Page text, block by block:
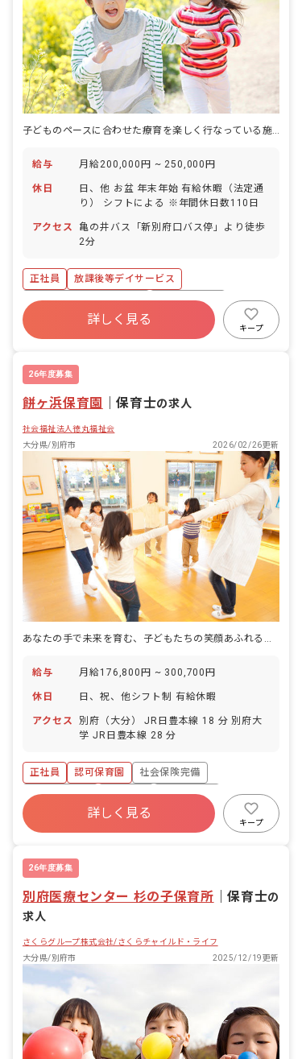
給与 月給200,000円 ~ 250,000円
休日
日、他 お盆 年末年始 有給休暇（法定通
り） シフトによる ※年間休日数110日
アクセス
亀の井バス「新別府口バス停」より徒歩
2分
正社員
放課後等デイサービス
寮・住宅・家賃補助あり
社会保険完備
昇給昇進あり
車通勤可
詳しく見る
キープ
26年度募集
餅ヶ浜保育園 ｜保育士の求人
社会福祉法人徳丸福祉会
大分県/別府市
2026/02/26更新
あなたの手で未来を育む、子どもたちの笑顔あふれる餅ケ浜保育園で働こう
給与 月給176,800円 ~ 300,700円
休日 日、祝、他シフト制 有給休暇
アクセス
別府（大分） JR日豊本線 18 分 別府大
学 JR日豊本線 28 分
正社員 認可保育園
社会保険完備
産休育休制度
車通勤可
未経験歓迎
ブランクOK 交通費支給
詳しく見る
キープ
26年度募集
別府医療センター 杉の子保育所 ｜保育士の
求人
さくらグループ株式会社/さくらチャイルド・ライフ
大分県/別府市
2025/12/19更新